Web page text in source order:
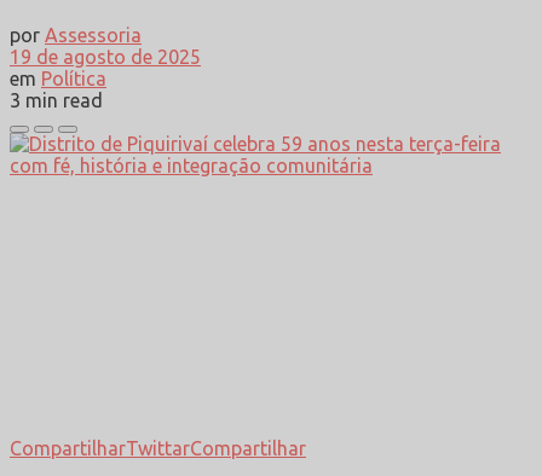
por Assessoria
19 de agosto de 2025
em Política
3 min read
CompartilharTwittarCompartilhar